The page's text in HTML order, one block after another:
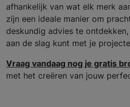
afhankelijk van wat elk merk
zijn een ideale manier om
deskundig advies te
aan de slag kunt met je
Vraag vandaag nog je gratis
met het creëren van jouw